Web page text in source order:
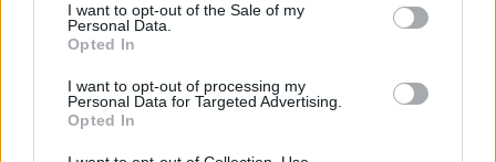
I want to opt-out of the Sale of my
Personal Data.
Opted In
I want to opt-out of processing my
Personal Data for Targeted Advertising.
Opted In
Ειδικός Αλλεργιολόγος 'Δημήτρης Ηλ. Κίτσος'
ΤΕΛΕΥΤΑΙΑ ΝΕΑ